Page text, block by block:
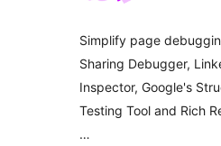
Simplify page
Sharing Debugger,
Inspector, Google's
Testing Tool and Rich
…